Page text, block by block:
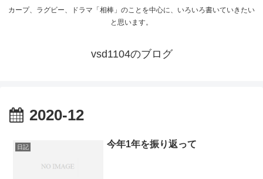
カープ、ラグビー、ドラマ「相棒」のことを中心に、いろいろ書いていきたい
と思います。
vsd1104のブログ
2020-12
日記 今年1年を振り返って